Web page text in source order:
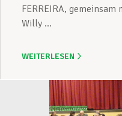
FERREIRA,
Willy ...
WEITERLESEN